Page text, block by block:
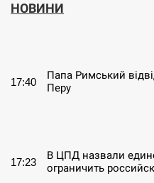
НОВИНИ
17:40
Папа Римський
Перу
17:23
В ЦПД назвали
ограничить